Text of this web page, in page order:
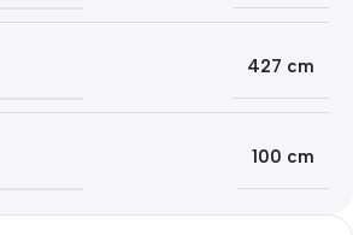
427 cm
100 cm